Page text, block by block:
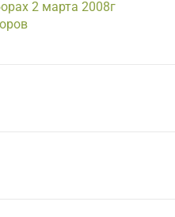
2 марта 2008г